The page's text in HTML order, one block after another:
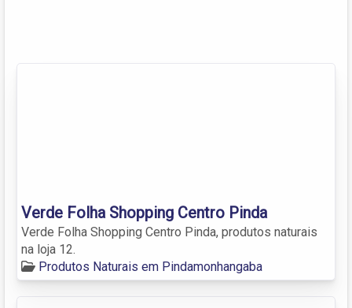
Verde Folha Shopping Centro Pinda
Verde Folha Shopping Centro Pinda, produtos naturais
na loja 12.
Produtos Naturais em Pindamonhangaba